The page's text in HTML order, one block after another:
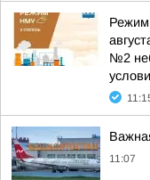
№2
11:07